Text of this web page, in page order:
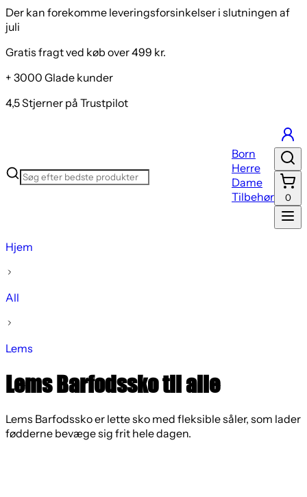
Der kan forekomme leveringsforsinkelser i slutningen af
juli
Gratis fragt ved køb over 499 kr.
+ 3000 Glade kunder
4,5 Stjerner på Trustpilot
Born
Herre
Dame
Tilbehør
0
Hjem
All
Lems
Lems Barfodssko til alle
Lems Barfodssko er lette sko med fleksible såler, som lader
fødderne bevæge sig frit hele dagen.